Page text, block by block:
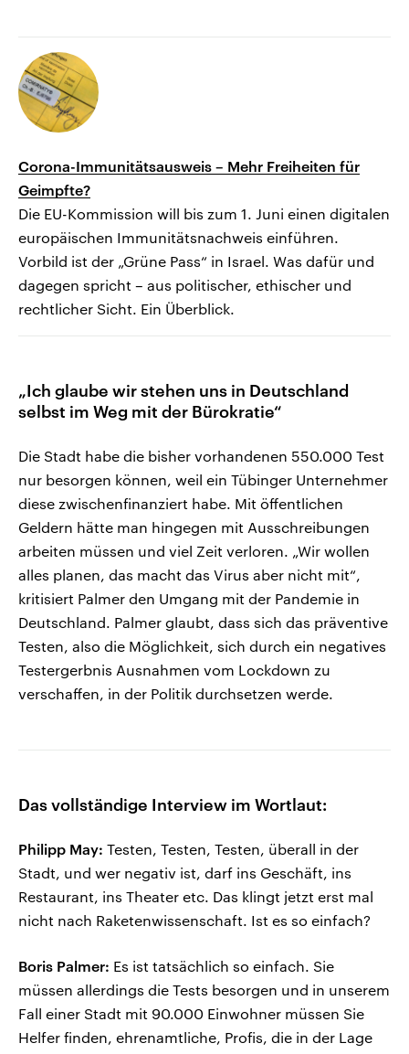
Corona-Immunitätsausweis – Mehr Freiheiten für
Geimpfte?
Die EU-Kommission will bis zum 1. Juni einen digitalen
europäischen Immunitätsnachweis einführen.
Vorbild ist der „Grüne Pass“ in Israel. Was dafür und
dagegen spricht – aus politischer, ethischer und
rechtlicher Sicht. Ein Überblick.
„Ich glaube wir stehen uns in Deutschland
selbst im Weg mit der Bürokratie“
Die Stadt habe die bisher vorhandenen 550.000 Test
nur besorgen können, weil ein Tübinger Unternehmer
diese zwischenfinanziert habe. Mit öffentlichen
Geldern hätte man hingegen mit Ausschreibungen
arbeiten müssen und viel Zeit verloren. „Wir wollen
alles planen, das macht das Virus aber nicht mit“,
kritisiert Palmer den Umgang mit der Pandemie in
Deutschland. Palmer glaubt, dass sich das präventive
Testen, also die Möglichkeit, sich durch ein negatives
Testergerbnis Ausnahmen vom Lockdown zu
verschaffen, in der Politik durchsetzen werde.
Das vollständige Interview im Wortlaut:
Philipp May: Testen, Testen, Testen, überall in der
Stadt, und wer negativ ist, darf ins Geschäft, ins
Restaurant, ins Theater etc. Das klingt jetzt erst mal
nicht nach Raketenwissenschaft. Ist es so einfach?
Boris Palmer: Es ist tatsächlich so einfach. Sie
müssen allerdings die Tests besorgen und in unserem
Fall einer Stadt mit 90.000 Einwohner müssen Sie
Helfer finden, ehrenamtliche, Profis, die in der Lage